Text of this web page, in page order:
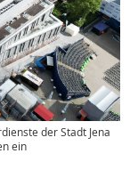
der Stadt Jena
ein